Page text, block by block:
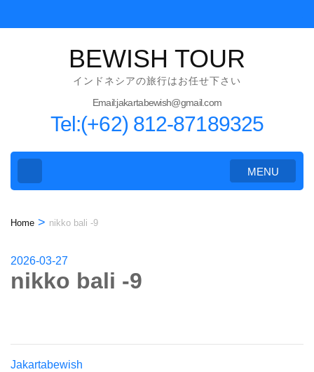
to
BEWISH TOUR
インドネシアの旅行はお任せ下さい
Email:jakartabewish@gmail.com
Tel:(+62) 812-87189325
MENU
Home > nikko bali -9
2026-03-27
nikko bali -9
Jakartabewish